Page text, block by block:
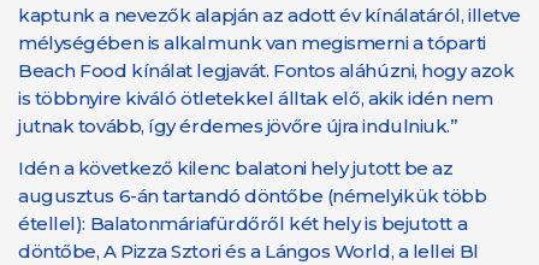
kaptunk a nevezők alapján az adott év kínálatáról, illetve
mélységében is alkalmunk van megismerni a tóparti
Beach Food kínálat legjavát. Fontos aláhúzni, hogy azok
is többnyire kiváló ötletekkel álltak elő, akik idén nem
jutnak tovább, így érdemes jövőre újra indulniuk.”
Idén a következő kilenc balatoni hely jutott be az
augusztus 6-án tartandó döntőbe (némelyikük több
étellel): Balatonmáriafürdőről két hely is bejutott a
döntőbe, A Pizza Sztori és a Lángos World, a lellei Bl